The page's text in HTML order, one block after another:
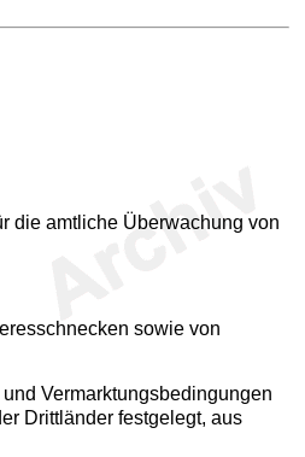
die amtliche Überwachung von
sowie von
Vermarktungsbedingungen
Drittländer festgelegt, aus